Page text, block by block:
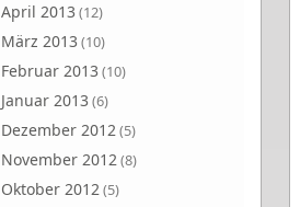
April 2013 (12)
März 2013 (10)
Februar 2013 (10)
Januar 2013 (6)
Dezember 2012(5)
November 2012(8)
Oktober 2012(5)